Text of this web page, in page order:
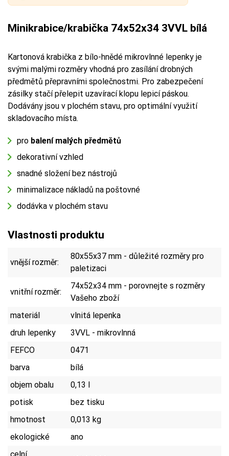
Minikrabice/krabička 74x52x34 3VVL bílá
Kartonová krabička z bílo-hnědé mikrovlnné lepenky je
svými malými rozměry vhodná pro zasílání drobných
předmětů přepravními společnostmi. Pro zabezpečení
zásilky stačí přelepit uzavírací klopu lepicí páskou.
Dodávány jsou v plochém stavu, pro optimální využití
skladovacího místa.
pro balení malých předmětů
dekorativní vzhled
snadné složení bez nástrojů
minimalizace nákladů na poštovné
dodávka v plochém stavu
Vlastnosti produktu
vnější rozměr:
80x55x37 mm - důležité rozměry pro
paletizaci
vnitřní rozměr:
74x52x34 mm - porovnejte s rozměry
Vašeho zboží
materiál
vlnitá lepenka
druh lepenky
3VVL - mikrovlnná
FEFCO
0471
barva
bílá
objem obalu
0,13 l
potisk
bez tisku
hmotnost
0,013 kg
ekologické
ano